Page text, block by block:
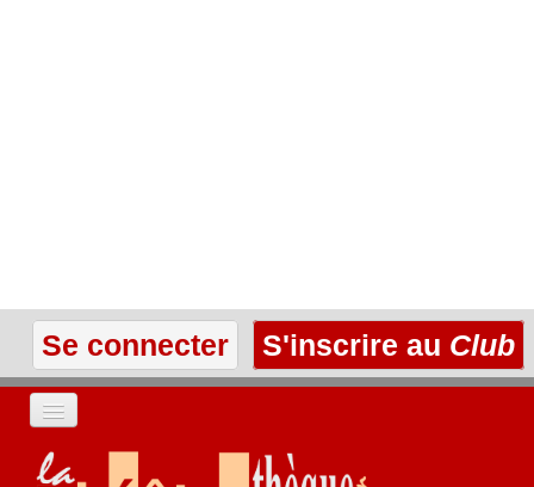
Se connecter S'inscrire au Club
ACCUEIL